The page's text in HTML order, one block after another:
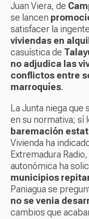
Juan Viera, de
se lancen
satisfacer la
viviendas en
casuística de
no adjudica las
conflictos entre
marroquíes.
La Junta niega que
en su normativa; sí
baremación
Vivienda ha
Extremadura
autonómica ha
municipios
Paniagua se
no se venia
cambios que